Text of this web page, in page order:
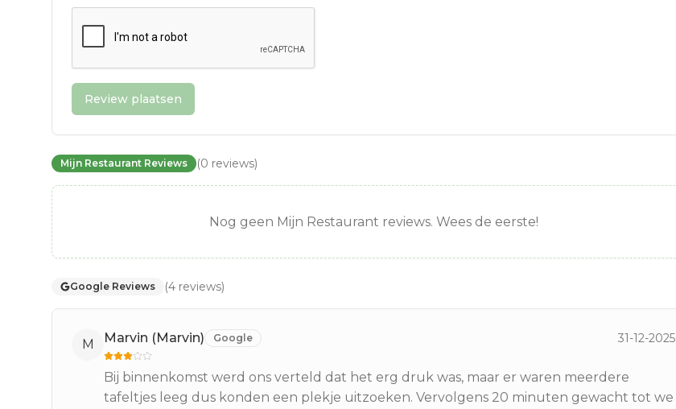
Review plaatsen
Mijn Restaurant Reviews (0 reviews)
Nog geen Mijn Restaurant reviews. Wees de eerste!
Google Reviews (4 reviews)
M Marvin (Marvin) Google 31-12-2025
Bij binnenkomst werd ons verteld dat het erg druk was, maar er waren meerdere
tafeltjes leeg dus konden een plekje uitzoeken. Vervolgens 20 minuten gewacht tot we